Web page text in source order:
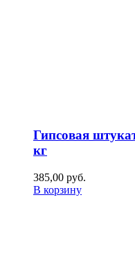
Гипсовая
кг
385,00 руб.
В корзину